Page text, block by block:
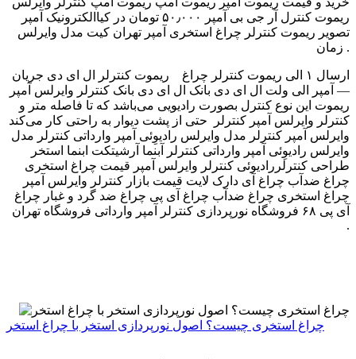
آمپر ‬‎ ریموت کنترل آر جی بی آمپر ۵۰٫۰۰۰ تومان در کیاالکترونیک
تصویر ریموت کنترلر چراغ استخری آمپر تهران کیت مدل وایرلس
زمان .
ارسال ۱ الی ریموت کنترلر چراغ ریموت کنترلر ال ای دی جریان
آمپر الی ولت ال ای دی بانک ال ای دی بانک ‫کنترلر وایرلس آمپر ‬‎ —
ریموت این نوع کنترل بصورت رادیویی می‌باشد که تا فاصله متر و
حتی از پشت دیوار به راحتی کار می‌کند ‎ کنترلر وایرلس آمپر کنترلر
وایرلس آمپر کنترلر مدل وایرلس رادیوِئی آمپر وارداتی کنترلر مدل
وایرلس رادیوِئی آمپر وارداتی کنترلر آبنما آرشیتکت ابنما استخر
طراحی کنترلررادیوئی کنترلر وایرلس آمپر قیمت چراغ استخری
چراغ ضدآب چراغ آی دارک لایت قیمت بازار کنترلر وایرلس آمپر
چراغ استخری چراغ ضدآب چراغ آی پی چراغ ضد گرد و غبار چراغ
آی پی ۶۸ فروشگاه نورپردازی کنترلر آمپر وارداتی فروشگاه تهران
.
چراغ استخری چیست؟ اصول نورپردازی استخر با چراغ استخر